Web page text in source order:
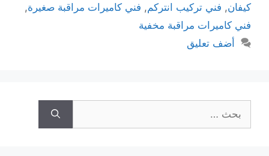
كيفان, فني تركيب انتركم, فني كاميرات مراقبة صغيرة,
فني كاميرات مراقبة مخفية
أضف تعليق